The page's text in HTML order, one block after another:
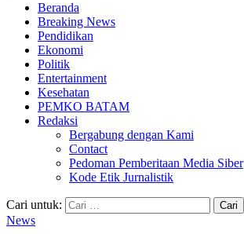
Beranda
Breaking News
Pendidikan
Ekonomi
Politik
Entertainment
Kesehatan
PEMKO BATAM
Redaksi
Bergabung dengan Kami
Contact
Pedoman Pemberitaan Media Siber
Kode Etik Jurnalistik
Cari untuk:
News